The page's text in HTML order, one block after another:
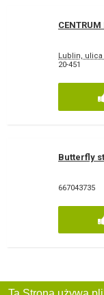
CENTRUM
Lublin,
20-451
Butterfly
667043735